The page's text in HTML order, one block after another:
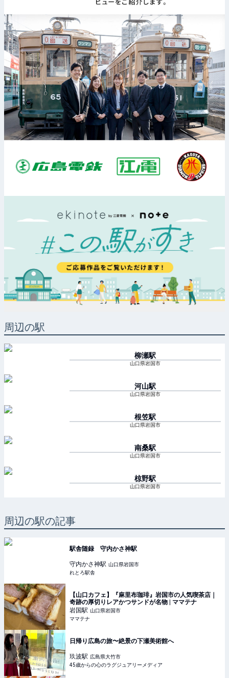
周辺の駅
柳瀬駅
山口県岩国市
河山駅
山口県岩国市
根笠駅
山口県岩国市
南桑駅
山口県岩国市
椋野駅
山口県岩国市
周辺の駅の記事
駅舎随録 守内かさ神駅
守内かさ神駅 山口県岩国市
れとろ駅舎
【山口カフェ】『麻里布珈琲』岩国市の人気喫茶店｜
奇跡の厚切りレアかつサンドが名物 | ママテナ
岩国駅 山口県岩国市
ママテナ
日帰り広島の旅〜絶景の下瀬美術館へ
玖波駅 広島県大竹市
45歳からの心のラグジュアリーメディア